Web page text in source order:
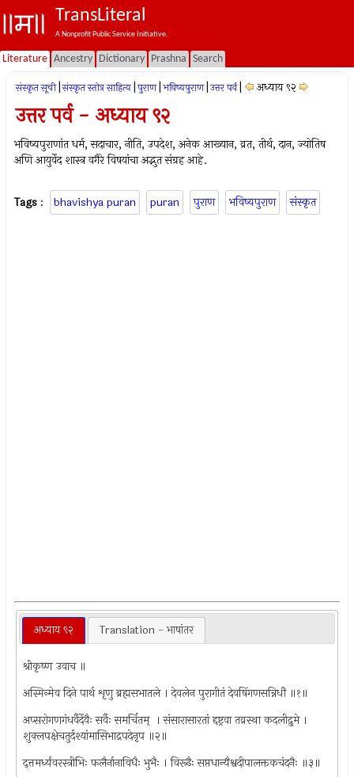
TransLiteral
A Nonprofit Public Service Initiative.
Literature Ancestry Dictionary Prashna Search
संस्कृत सूची संस्कृत स्तोत्र साहित्य पुराण भविष्यपुराण उत्तर पर्व अध्याय ९२
उत्तर पर्व - अध्याय ९२
भविष्यपुराणांत धर्म, सदाचार, नीति, उपदेश, अनेक आख्यान, व्रत, तीर्थ, दान, ज्योतिष
अणि आयुर्वेद शास्त्र वगैरे विषयांचा अद्भुत संग्रह आहे.
Tags : bhavishya puran puran पुराण भविष्यपुराण संस्कृत
अध्याय ९२ Translation - भाषांतर
श्रीकृष्ण उवाच ॥
अस्मिन्मेव दिने पार्थ शृणु ब्रह्मसभातले । देवलेन पुरागीतं देवषिंगणसन्निधौ ॥१॥
अप्सरोगणगंधर्वैर्देवैः सर्वैः समर्चितम् ‍ । संसारासारतां द्दष्ट्रवा तव्रस्था कदलीद्रुमे ।
शुक्लपक्षेचतुर्दश्यांमासिभाद्रपदेनृप ॥२॥
द्त्तमर्ध्यंवरस्त्रीभिः फलैर्नानाविधैः भुभैः । विरूढैः सप्तधान्यैश्वदीपालक्तकचंदनैः ॥३॥